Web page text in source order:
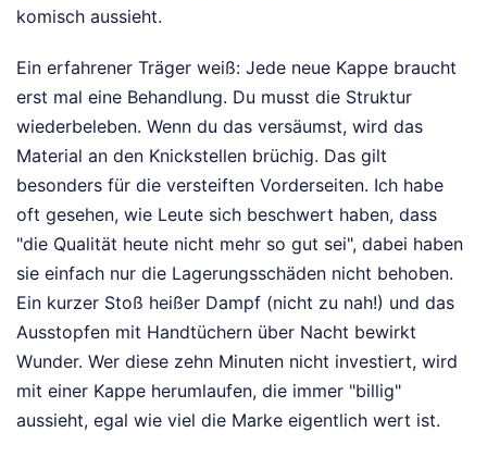
komisch aussieht.
Ein erfahrener Träger weiß: Jede neue Kappe braucht
erst mal eine Behandlung. Du musst die Struktur
wiederbeleben. Wenn du das versäumst, wird das
Material an den Knickstellen brüchig. Das gilt
besonders für die versteiften Vorderseiten. Ich habe
oft gesehen, wie Leute sich beschwert haben, dass
"die Qualität heute nicht mehr so gut sei", dabei haben
sie einfach nur die Lagerungsschäden nicht behoben.
Ein kurzer Stoß heißer Dampf (nicht zu nah!) und das
Ausstopfen mit Handtüchern über Nacht bewirkt
Wunder. Wer diese zehn Minuten nicht investiert, wird
mit einer Kappe herumlaufen, die immer "billig"
aussieht, egal wie viel die Marke eigentlich wert ist.